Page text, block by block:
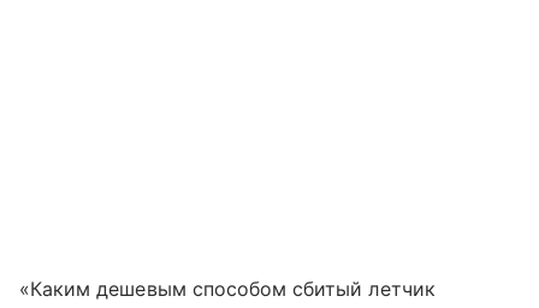
«Каким дешевым способом сбитый летчик